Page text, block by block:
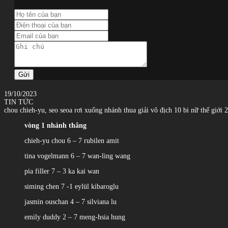
Gửi
19/10/2023
TIN TỨC
chou chieh-yu, seo seoa rơi xuống nhánh thua giải vô địch 10 bi nữ thế giới
vòng 1 nhánh thắng
chieh-yu chou 6 – 7 rubilen amit
tina vogelmann 6 – 7 wan-ling wang
pia filler 7 – 3 ka kai wan
siming chen 7 -1 eylül kibaroglu
jasmin ouschan 4 – 7 silviana lu
emily duddy 2 – 7 meng-hsia hung